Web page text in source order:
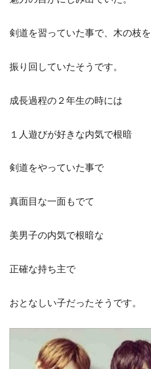
剣道を習っていた事で、木の枝を
振り回していたそうです。
成長過程の２年生の時には
１人遊びが好きな内気で根暗
剣道をやっていた事で
真面目な一面もでて
美男子の内気で根暗な
正確な持ち主で
おとなしい子だったそうです。